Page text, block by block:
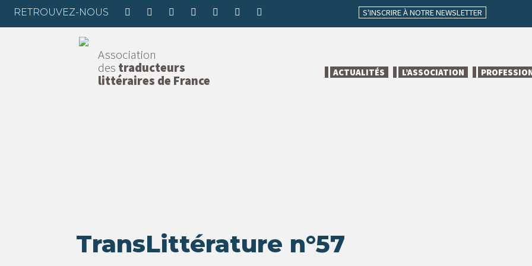
RETROUVEZ-NOUS S'INSCRIRE À NOTRE NEWSLETTER
Association
des traducteurs
littéraires de France
ACTUALITÉS L’ASSOCIATION
TransLittérature n°57